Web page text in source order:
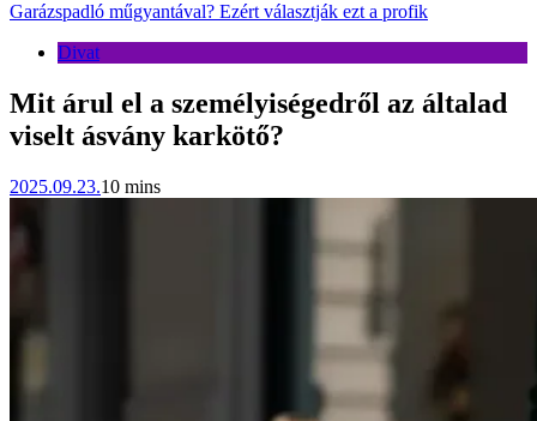
Garázspadló műgyantával? Ezért választják ezt a profik
Divat
Mit árul el a személyiségedről az általad
viselt ásvány karkötő?
2025.09.23.10 mins